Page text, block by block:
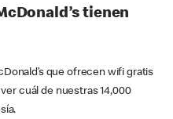
tienen
que ofrecen wifi gratis
cuál de nuestras 14,000